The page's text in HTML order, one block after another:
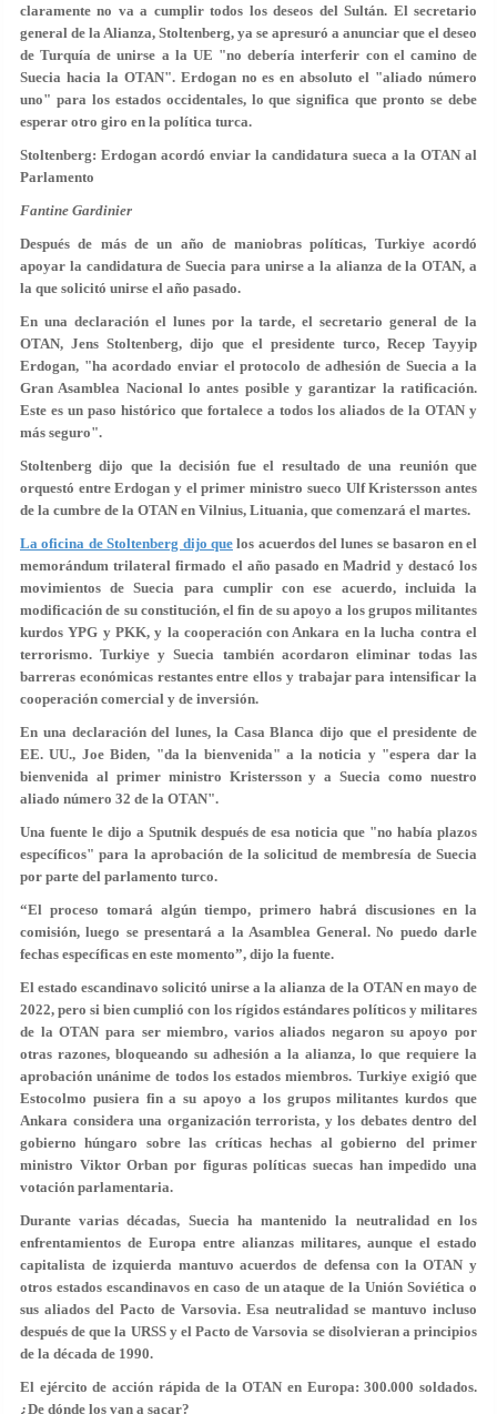
claramente no va a cumplir todos los deseos del Sultán. El secretario
general de la Alianza, Stoltenberg, ya se apresuró a anunciar que el deseo
de Turquía de unirse a la UE "no debería interferir con el camino de
Suecia hacia la OTAN". Erdogan no es en absoluto el "aliado número
uno" para los estados occidentales, lo que significa que pronto se debe
esperar otro giro en la política turca.
Stoltenberg: Erdogan acordó enviar la candidatura sueca a la OTAN al
Parlamento
Fantine Gardinier
Después de más de un año de maniobras políticas, Turkiye acordó
apoyar la candidatura de Suecia para unirse a la alianza de la OTAN, a
la que solicitó unirse el año pasado.
En una declaración el lunes por la tarde, el secretario general de la
OTAN, Jens Stoltenberg, dijo que el presidente turco, Recep Tayyip
Erdogan, "ha acordado enviar el protocolo de adhesión de Suecia a la
Gran Asamblea Nacional lo antes posible y garantizar la ratificación.
Este es un paso histórico que fortalece a todos los aliados de la OTAN y
más seguro".
Stoltenberg dijo que la decisión fue el resultado de una reunión que
orquestó entre Erdogan y el primer ministro sueco Ulf Kristersson antes
de la cumbre de la OTAN en Vilnius, Lituania, que comenzará el martes.
La oficina de Stoltenberg dijo quelos acuerdos del lunes se basaron en el
memorándum trilateral firmado el año pasado en Madrid y destacó los
movimientos de Suecia para cumplir con ese acuerdo, incluida la
modificación de su constitución, el fin de su apoyo a los grupos militantes
kurdos YPG y PKK, y la cooperación con Ankara en la lucha contra el
terrorismo. Turkiye y Suecia también acordaron eliminar todas las
barreras económicas restantes entre ellos y trabajar para intensificar la
cooperación comercial y de inversión.
En una declaración del lunes, la Casa Blanca dijo que el presidente de
EE. UU., Joe Biden, "da la bienvenida" a la noticia y "espera dar la
bienvenida al primer ministro Kristersson y a Suecia como nuestro
aliado número 32 de la OTAN".
Una fuente le dijo a Sputnik después de esa noticia que "no había plazos
específicos" para la aprobación de la solicitud de membresía de Suecia
por parte del parlamento turco.
“El proceso tomará algún tiempo, primero habrá discusiones en la
comisión, luego se presentará a la Asamblea General. No puedo darle
fechas específicas en este momento”, dijo la fuente.
El estado escandinavo solicitó unirse a la alianza de la OTAN en mayo de
2022, pero si bien cumplió con los rígidos estándares políticos y militares
de la OTAN para ser miembro, varios aliados negaron su apoyo por
otras razones, bloqueando su adhesión a la alianza, lo que requiere la
aprobación unánime de todos los estados miembros. Turkiye exigió que
Estocolmo pusiera fin a su apoyo a los grupos militantes kurdos que
Ankara considera una organización terrorista, y los debates dentro del
gobierno húngaro sobre las críticas hechas al gobierno del primer
ministro Viktor Orban por figuras políticas suecas han impedido una
votación parlamentaria.
Durante varias décadas, Suecia ha mantenido la neutralidad en los
enfrentamientos de Europa entre alianzas militares, aunque el estado
capitalista de izquierda mantuvo acuerdos de defensa con la OTAN y
otros estados escandinavos en caso de un ataque de la Unión Soviética o
sus aliados del Pacto de Varsovia. Esa neutralidad se mantuvo incluso
después de que la URSS y el Pacto de Varsovia se disolvieran a principios
de la década de 1990.
El ejército de acción rápida de la OTAN en Europa: 300.000 soldados.
¿De dónde los van a sacar?